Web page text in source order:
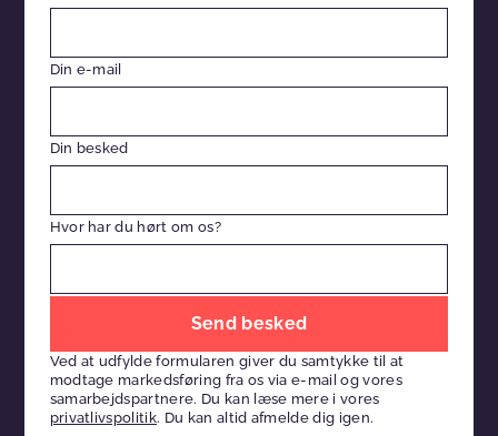
Din e-mail
Din besked
Hvor har du hørt om os?
dette
felt
tomt
Ved at udfylde formularen giver du samtykke til at
modtage markedsføring fra os via e-mail og vores
samarbejdspartnere. Du kan læse mere i vores
privatlivspolitik. Du kan altid afmelde dig igen.